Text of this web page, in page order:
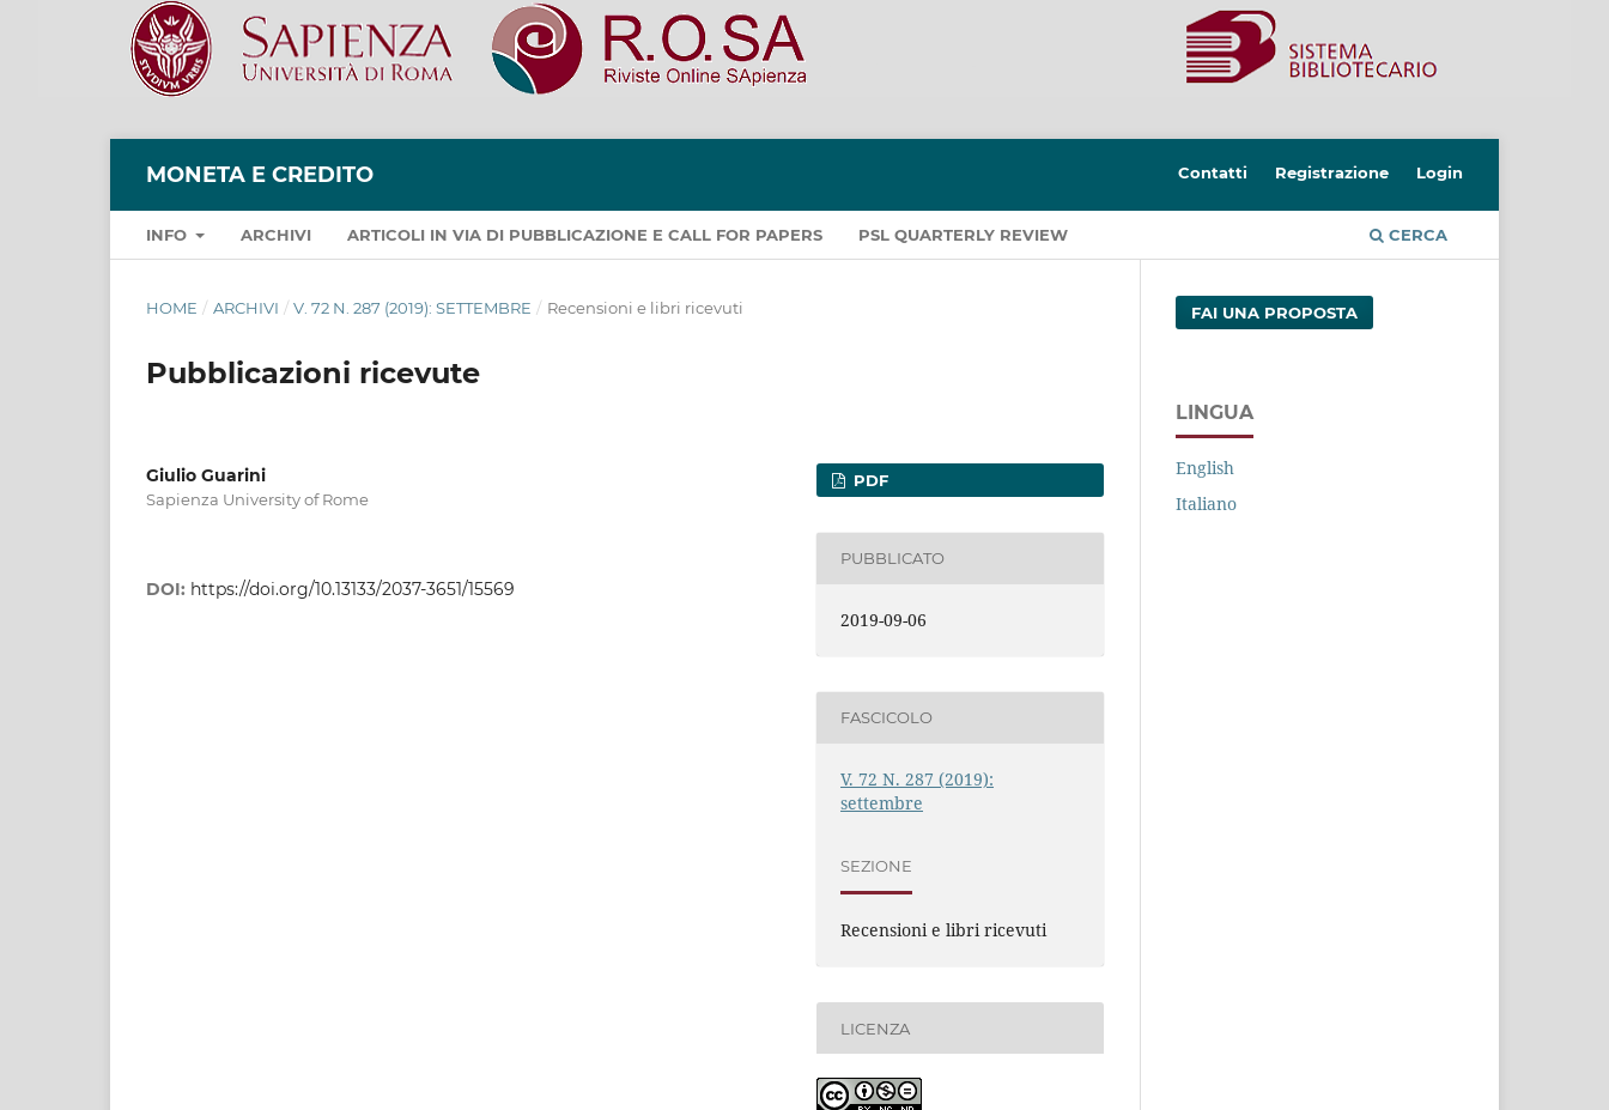
MONETA E CREDITO
INFO ARCHIVI ARTICOLI IN VIA DI PUBBLICAZIONE E CALL FOR PAPERS PSL QUARTERLY REVIEW CERCA
Contatti Registrazione Login
HOME / ARCHIVI / V. 72 N. 287 (2019): SETTEMBRE / Recensioni e libri ricevuti
Pubblicazioni ricevute
Giulio Guarini
Sapienza University of Rome
DOI: https://doi.org/10.13133/2037-3651/15569
PDF
PUBBLICATO
2019-09-06
FASCICOLO
V. 72 N. 287 (2019):
settembre
SEZIONE
Recensioni e libri ricevuti
LICENZA
FAI UNA PROPOSTA
LINGUA
English
Italiano